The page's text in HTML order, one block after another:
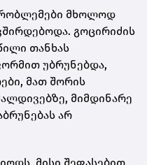
მხოლოდ
გოცირიძის
თანხას
უბრუნებდა,
მათ შორის
მიმდინარე
არ